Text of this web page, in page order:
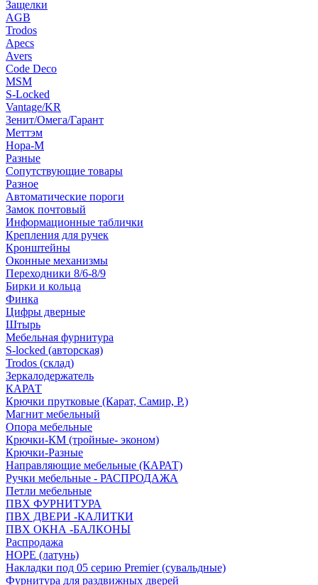
Защелки
AGB
Trodos
Apecs
Avers
Code Deco
MSM
S-Locked
Vantage/KR
Зенит/Омега/Гарант
Меттэм
Нора-М
Разные
Сопутствующие товары
Разное
Автоматические пороги
Замок почтовый
Информационные таблички
Крепления для ручек
Кронштейны
Оконные механизмы
Переходники 8/6-8/9
Бирки и кольца
Финка
Цифры дверные
Штырь
Мебельная фурнитура
S-locked (авторская)
Trodos (склад)
Зеркалодержатель
КАРАТ
Крючки прутковые (Карат, Самир, Р.)
Магнит мебельный
Опора мебельные
Крючки-КМ (тройные- эконом)
Крючки-Разные
Направляющие мебельные (КАРАТ)
Ручки мебельные - РАСПРОДАЖА
Петли мебельные
ПВХ ФУРНИТУРА
ПВХ ДВЕРИ -КАЛИТКИ
ПВХ ОКНА -БАЛКОНЫ
Распродажа
HOPE (латунь)
Накладки под 05 серию Premier (сувальдные)
Фурнитура для раздвижных дверей